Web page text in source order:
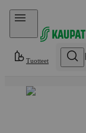
Hyppää sisältöön
Tuotteet